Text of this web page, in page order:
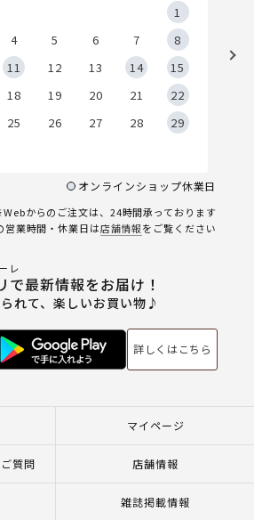
1
4 5 6 7
8
11 12 13 14
15
18 19 20 21
22
25 26 27 28
29
オンラインショップ休業日
からのご注文は、24時間承っております
業時間・休業日は店舗情報をご覧ください
レ
で最新情報をお届け！
れて、楽しいお買い物♪
詳しくはこちら
マイページ
質問 店舗情報
雑誌掲載情報